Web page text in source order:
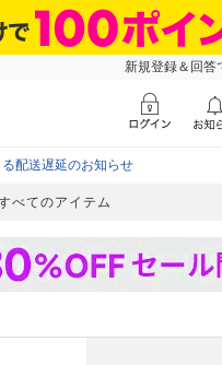
新規登録＆回答
配送遅延のお知らせ
べてのアイテム